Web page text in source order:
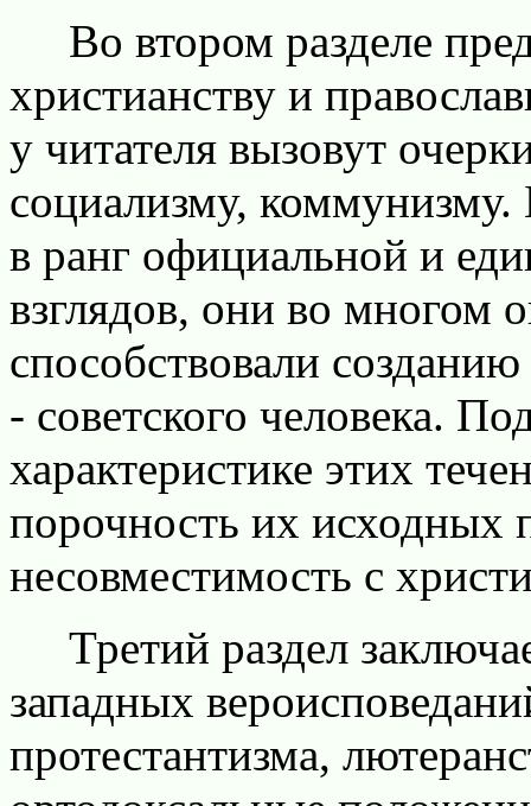
Во втором разделе
христианству и
у читателя вызовут
социализму,
в ранг официальной и
взглядов, они во многом
способствовали
- советского человека.
характеристике этих
порочность их исходных
несовместимость с
Третий раздел
западных
протестантизма,